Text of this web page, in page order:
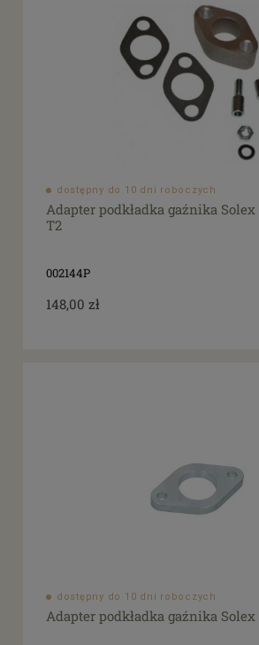
dostępny do 10 dni roboczych
Adapter podkładka gaźnika Solex
T2
002144P
148,00 zł
dostępny do 10 dni roboczych
Adapter podkładka gaźnika Solex